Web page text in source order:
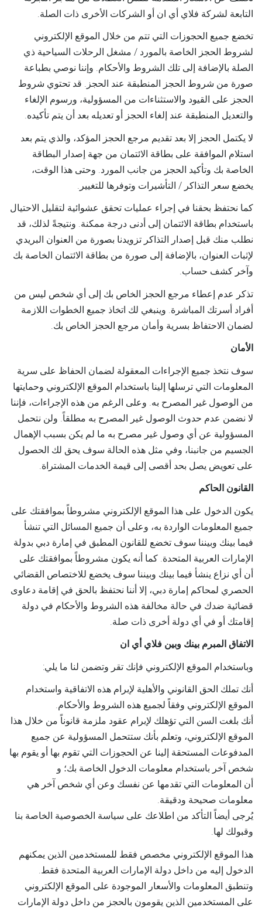
التابعة لشركة فلاي أي ان أو الشركات الأخرى ذات الصلة.
تخضع جميع الحجوزات التي تتم من خلال الموقع الإلكتروني
لشروط الحجز الخاصة بالمورد / مشغل الرحلات السياحية ذي
الصلة بالإضافة إلى تلك الشروط والأحكام. وإننا نوصي بطباعة
صورة من شروط الحجز المنطبقة عند الحجز. قد تحتوي شروط
الحجز على القيود والاستثناءات من المسؤولية، ورسوم الإلغاء
والتعديل المنطبقة عند إلغاء الحجز أو تعديله بعد أن يتم تأكيده.
لا يكتمل الحجز إلا بعد تقديم مرجع الحجز المؤكد، والذي يتم بعد
استلام الموافقة على بطاقة الائتمان من جهة إصدار البطاقة
الخاصة بك وتأكيد الحجز من جانب المورد. وحتى هذا الوقت،
يخضع سعر التذاكر / التأشيرات وتوفرها للتغيير.
كما نحتفظ بحقنا في إجراء عمليات تحقق عشوائية لتقليل الاحتيال
باستخدام بطاقة الائتمان إلى أدنى درجة ممكنة. ونتيجةً لذلك، قد
نطلب منك قبل إصدار التذاكر تزويدنا بصورة من العنوان البريدي
لإثبات العنوان، بالإضافة إلى صورة من بطاقة الائتمان الخاصة بك
وآخر كشف حساب.
تذكر عدم إعطاء مرجع الحجز الخاص بك إلى أي شخص ليس من
أفراد أسرتك المباشرة. وينبغي لك اتخاذ جميع الخطوات اللازمة
لضمان الاحتفاظ بسرية وأمان مرجع الحجز الخاص بك.
الأمان
سوف نتخذ جميع الإجراءات المعقولة لضمان الحفاظ على سرية
المعلومات التي ترسلها إلينا باستخدام الموقع الإلكتروني وحمايتها
من الوصول غير المصرح به. وعلى الرغم من هذه الإجراءات، فإننا
لا نضمن عدم حدوث الوصول غير المصرح به مطلقاً. ولن نتحمل
المسؤولية عن أي وصول غير مصرح به ما لم يكن بسبب الإهمال
الجسيم من جانبنا، وفي مثل هذه الحالة سوف يحق لك الحصول
على تعويض يصل بحد أقصى إلى قيمة الخدمات المشتراة.
القانون الحاكم
يكون الدخول على هذا الموقع الإلكتروني مشروطاً بموافقتك على
جميع المعلومات الواردة به، وعلى أن جميع المسائل التي تنشأ
فيما بينك وبيننا سوف تخضع للقانون المطبق في إمارة دبي بدولة
الإمارات العربية المتحدة. كما أنه يكون مشروطاً بموافقتك على
أن أي نزاع ينشأ فيما بينك وبيننا سوف يخضع للاختصاص القضائي
الحصري لمحاكم إمارة دبي، إلا أننا نحتفظ بالحق في إقامة دعاوى
قضائية ضدك في حالة مخالفة هذه الشروط والأحكام في دولة
إقامتك أو في أي دولة أخرى ذات صلة.
الاتفاق المبرم بينك وبين فلاي أي ان
وباستخدام الموقع الإلكتروني فإنك تقر وتضمن لنا ما يلي:
أنك تملك الحق القانوني والأهلية لإبرام هذه الاتفاقية واستخدام
الموقع الإلكتروني وفقاً لجميع هذه الشروط والأحكام.
أنك بلغت السن التي تؤهلك لإبرام عقود ملزمة قانوناً من خلال هذا
الموقع الإلكتروني، وتعلم بأنك ستتحمل المسؤولية عن جميع
المدفوعات المستحقة إلينا عن الحجوزات التي تقوم بها أو يقوم بها
شخص آخر باستخدام معلومات الدخول الخاصة بك؛ و
أن المعلومات التي تقدمها عن نفسك وعن أي شخص آخر هي
معلومات صحيحة ودقيقة.
يُرجى أيضاً التأكد من اطلاعك على سياسة الخصوصية الخاصة بنا
وقبولك لها.
هذا الموقع الإلكتروني مخصص فقط للمستخدمين الذين يمكنهم
الدخول إليه من داخل دولة الإمارات العربية المتحدة فقط.
وتنطبق المعلومات والأسعار الموجودة على الموقع الإلكتروني
على المستخدمين الذين يقومون بالحجز من داخل دولة الإمارات